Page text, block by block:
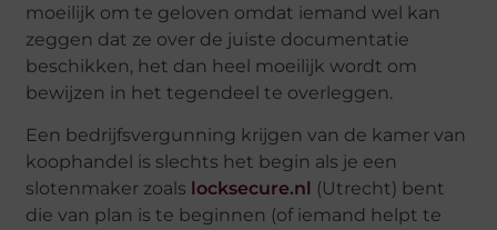
moeilijk om te geloven omdat iemand wel kan
zeggen dat ze over de juiste documentatie
beschikken, het dan heel moeilijk wordt om
bewijzen in het tegendeel te overleggen.
Een bedrijfsvergunning krijgen van de kamer van
koophandel is slechts het begin als je een
slotenmaker zoals locksecure.nl
(Utrecht) bent
die van plan is te beginnen (of iemand helpt te